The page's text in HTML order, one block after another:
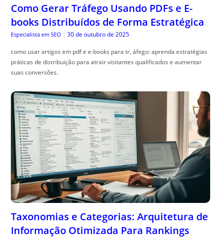
Como Gerar Tráfego Usando PDFs e E-
books Distribuídos de Forma Estratégica
Especialista em SEO | 30 de outubro de 2025
como usar artigos em pdf e e-books para tr, áfego: aprenda estratégias
práticas de distribuição para atrair visitantes qualificados e aumentar
suas conversões.
Taxonomias e Categorias: Arquitetura de
Informação Otimizada Para Rankings